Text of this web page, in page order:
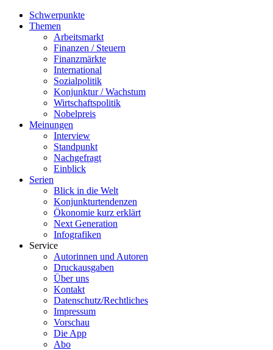
Schwerpunkte
Themen
Arbeitsmarkt
Finanzen / Steuern
Finanzmärkte
International
Sozialpolitik
Konjunktur / Wachstum
Wirtschaftspolitik
Nobelpreis
Meinungen
Interview
Standpunkt
Nachgefragt
Einblick
Serien
Blick in die Welt
Konjunkturtendenzen
Ökonomie kurz erklärt
Next Generation
Infografiken
Service
Autorinnen und Autoren
Druckausgaben
Über uns
Kontakt
Datenschutz/Rechtliches
Impressum
Vorschau
Die App
Abo